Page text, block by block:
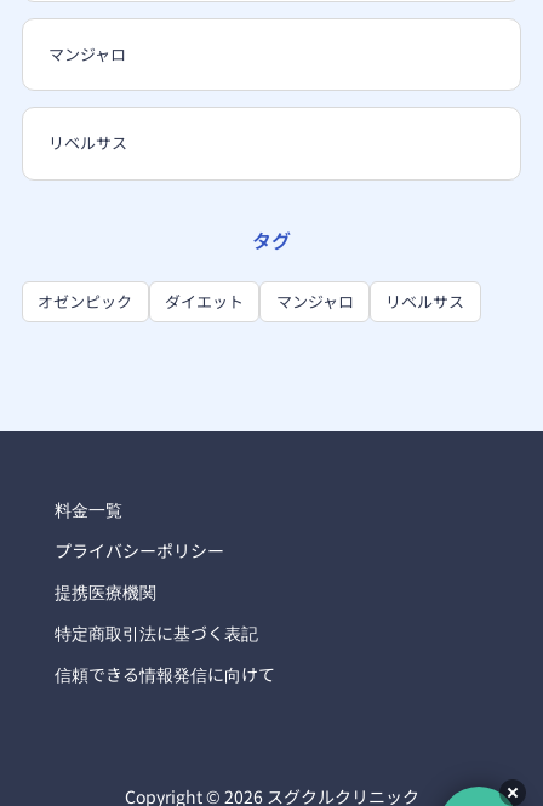
マンジャロ
リベルサス
タグ
オゼンピック ダイエット マンジャロ リベルサス
料金一覧
プライバシーポリシー
提携医療機関
特定商取引法に基づく表記
信頼できる情報発信に向けて
Copyright © 2026 スグクルクリニック